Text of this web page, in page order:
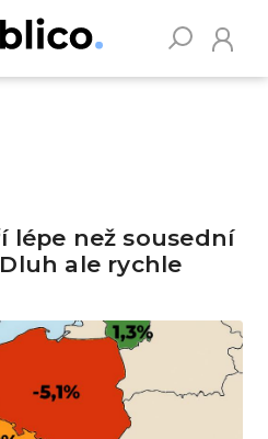
lépe než sousední
ale rychle